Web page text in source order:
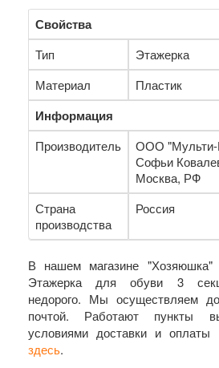
Свойства
Тип
Этажерка
Материал
Пластик
Информация
Производитель
ООО "Мульти-
Софьи
Москва, РФ
Страна
производства
Россия
В нашем магазине
Этажерка для обуви 3
недорого. Мы осуществляем
почтой. Работают пункты
условиями доставки и оплаты
здесь.